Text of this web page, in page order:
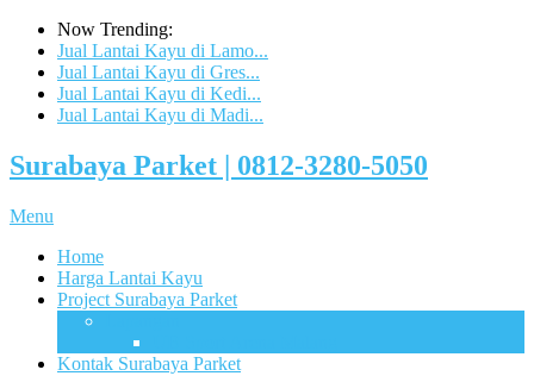
Now Trending:
Jual Lantai Kayu di Lamo...
Jual Lantai Kayu di Gres...
Jual Lantai Kayu di Kedi...
Jual Lantai Kayu di Madi...
Surabaya Parket | 0812-3280-5050
Menu
Home
Harga Lantai Kayu
Project Surabaya Parket
Kontak Surabaya Parket